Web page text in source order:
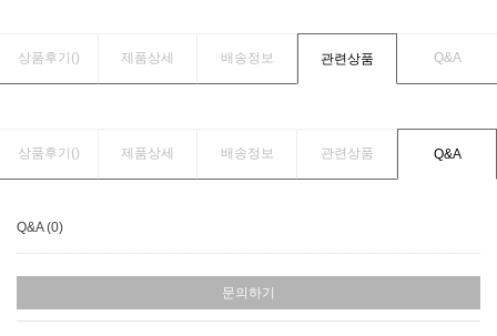
상품후기() 제품상세 배송정보 관련상품 Q&A
상품후기() 제품상세 배송정보 관련상품 Q&A
Q&A (0)
문의하기